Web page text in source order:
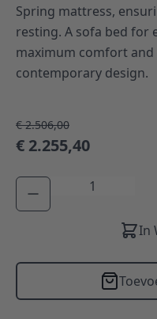
Spring mattress,
resting. A sofa bed for
maximum comfort and
contemporary design.
€ 2.506,00
€ 2.255,40
Aantal
In